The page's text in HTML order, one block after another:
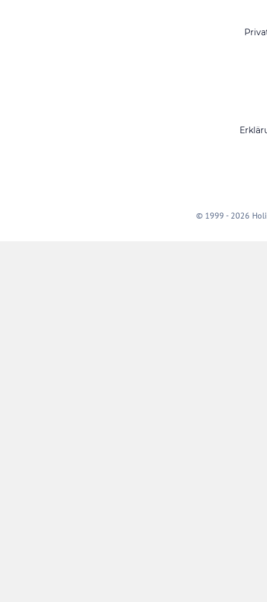
© 1999 - 2026